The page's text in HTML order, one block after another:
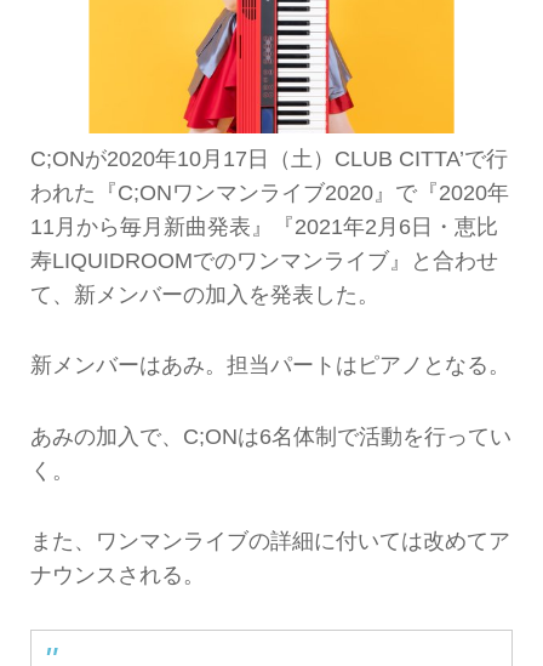
C;ONが2020年10月17日（土）CLUB CITTA’で行
われた『C;ONワンマンライブ2020』で『2020年
11月から毎月新曲発表』『2021年2月6日・恵比
寿LIQUIDROOMでのワンマンライブ』と合わせ
て、新メンバーの加入を発表した。
新メンバーはあみ。担当パートはピアノとなる。
あみの加入で、C;ONは6名体制で活動を行ってい
く。
また、ワンマンライブの詳細に付いては改めてア
ナウンスされる。